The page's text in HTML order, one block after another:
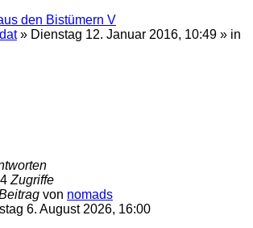
den Bistümern V
» Dienstag 12. Januar 2016, 10:49 » in
Zugriffe
von nomads
6. August 2026, 16:00